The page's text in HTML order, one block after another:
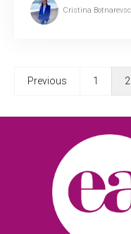
Cristina
Previous 1 2